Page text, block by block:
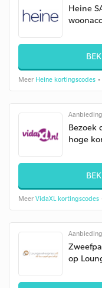
Heine
Meer Heine kortingscodes
Aanbieding
Bezoek
hoge
Meer VidaXL kortingscodes
op